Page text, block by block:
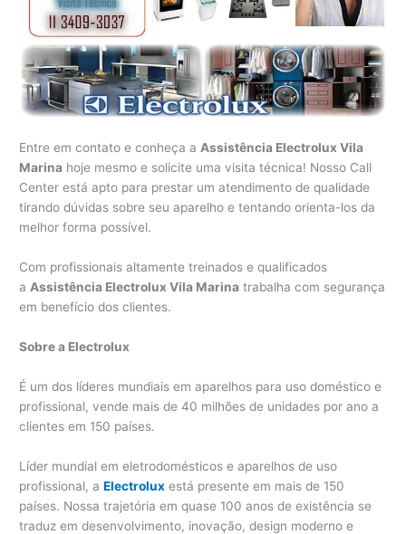
Entre em contato e conheça aAssistência Electrolux Vila
Marina hoje mesmo e solicite uma visita técnica! Nosso Call
Center está apto para prestar um atendimento de qualidade
tirando dúvidas sobre seu aparelho e tentando orienta-los da
melhor forma possível.
Com profissionais altamente treinados e qualificados
aAssistência Electrolux Vila Marina trabalha com segurança
em benefício dos clientes.
Sobre a Electrolux
É um dos líderes mundiais em aparelhos para uso doméstico e
profissional, vende mais de 40 milhões de unidades por ano a
clientes em 150 países.
Líder mundial em eletrodomésticos e aparelhos de uso
profissional, aElectrolux está presente em mais de 150
países. Nossa trajetória em quase 100 anos de existência se
traduz em desenvolvimento, inovação, design moderno e